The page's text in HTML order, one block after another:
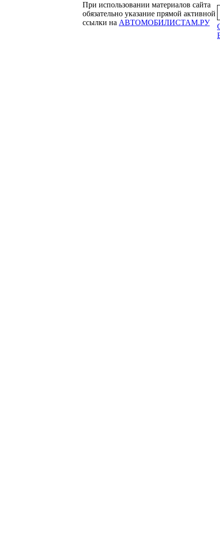
При использовании материалов сайта
обязательно указание прямой активной
ссылки на АВТОМОБИЛИСТАМ.РУ